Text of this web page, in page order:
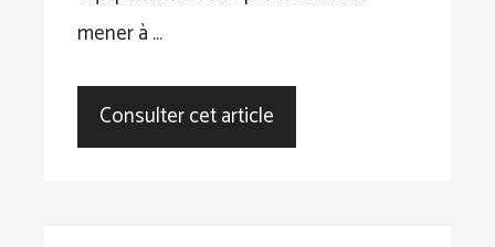
mener à …
Consulter cet article